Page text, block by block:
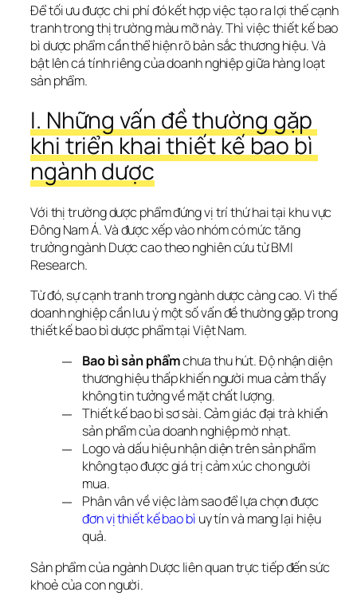
Để tối ưu được chi phí đó kết hợp việc tạo ra lợi thế cạnh
tranh trong thị trường màu mỡ này. Thì việc thiết kế bao
bì dược phẩm cần thể hiện rõ bản sắc thương hiệu. Và
bật lên cá tính riêng của doanh nghiệp giữa hàng loạt
sản phẩm.
I. Những vấn đề thường gặp
khi triển khai thiết kế bao bì
ngành dược
Với thị trường dược phẩm đứng vị trí thứ hai tại khu vực
Đông Nam Á. Và được xếp vào nhóm có mức tăng
trưởng ngành Dược cao theo nghiên cứu từ BMI
Research.
Từ đó, sự cạnh tranh trong ngành dược càng cao. Vì thế
doanh nghiệp cần lưu ý một số vấn đề thường gặp trong
thiết kế bao bì dược phẩm tại Việt Nam.
Bao bì sản phẩmchưa thu hút. Độ nhận diện
thương hiệu thấp khiến người mua cảm thấy
không tin tưởng về mặt chất lượng.
Thiết kế bao bì sơ sài. Cảm giác đại trà khiến
sản phẩm của doanh nghiệp mờ nhạt.
Logo và dấu hiệu nhận diện trên sản phẩm
không tạo được giá trị cảm xúc cho người
mua.
Phân vân về việc làm sao để lựa chọn được
đơn vị thiết kế bao bì uy tín và mang lại hiệu
quả.
Sản phẩm của ngành Dược liên quan trực tiếp đến sức
khoẻ của con người.